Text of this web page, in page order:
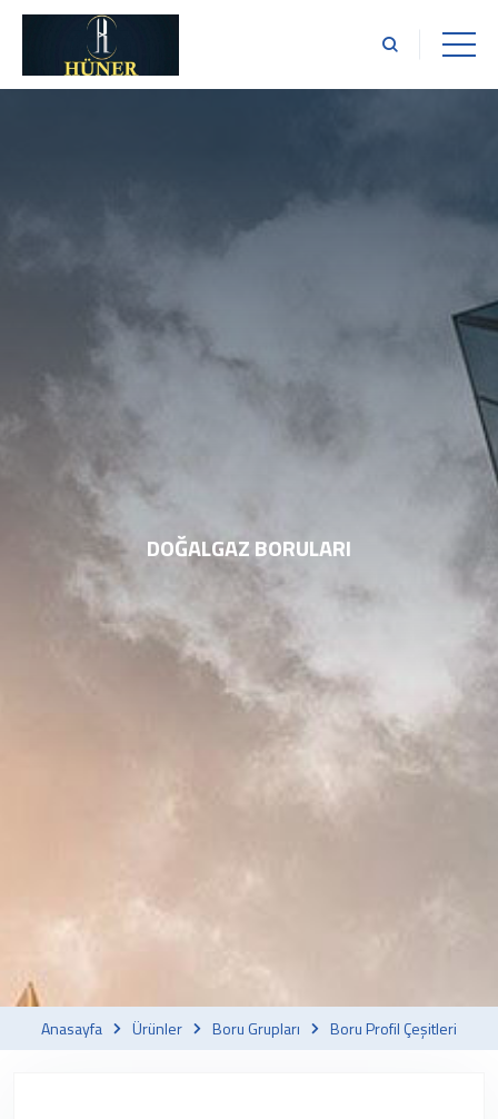
DOĞALGAZ BORULARI
Anasayfa Ürünler Boru Grupları Boru Profil Çeşitleri